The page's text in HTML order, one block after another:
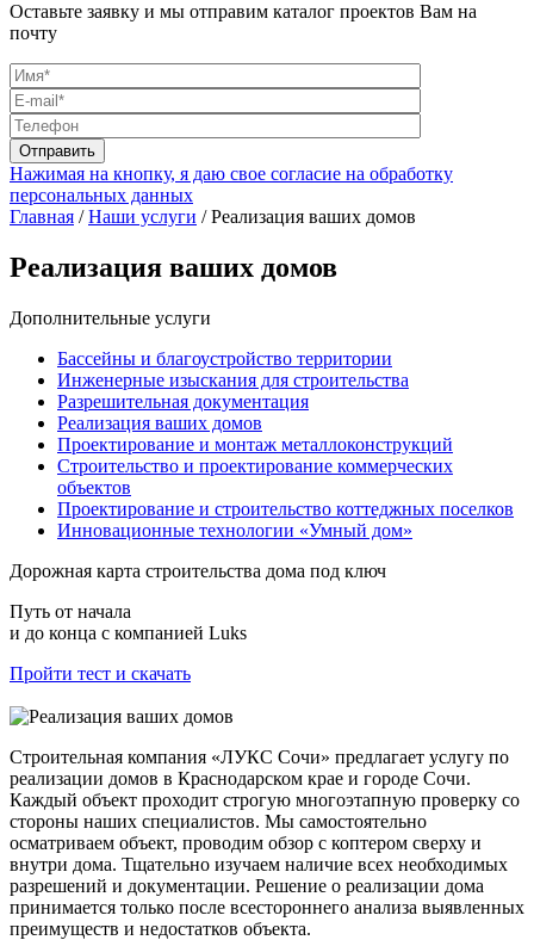
Оставьте заявку и мы отправим каталог проектов Вам на
почту
Нажимая на кнопку, я даю свое согласие на обработку
персональных данных
Главная / Наши услуги /Реализация ваших домов
Реализация ваших домов
Дополнительные услуги
Бассейны и благоустройство территории
Инженерные изыскания для строительства
Разрешительная документация
Реализация ваших домов
Проектирование и монтаж металлоконструкций
Строительство и проектирование коммерческих
объектов
Проектирование и строительство коттеджных поселков
Инновационные технологии «Умный дом»
Дорожная карта строительства дома под ключ
Путь от начала
и до конца с компанией Luks
Пройти тест и скачать
Строительная компания «ЛУКС Сочи» предлагает услугу по
реализации домов в Краснодарском крае и городе Сочи.
Каждый объект проходит строгую многоэтапную проверку со
стороны наших специалистов. Мы самостоятельно
осматриваем объект, проводим обзор с коптером сверху и
внутри дома. Тщательно изучаем наличие всех необходимых
разрешений и документации. Решение о реализации дома
принимается только после всестороннего анализа выявленных
преимуществ и недостатков объекта.